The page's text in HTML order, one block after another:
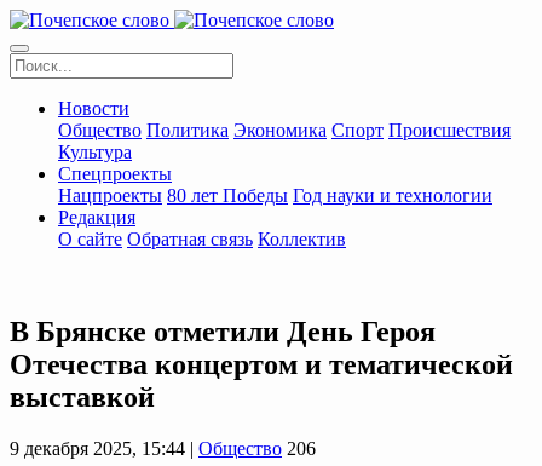
Новости
Общество Политика Экономика Спорт Происшествия
Культура
Спецпроекты
Нацпроекты 80 лет Победы Год науки и технологии
Редакция
О сайте Обратная связь Коллектив
В Брянске отметили День Героя
Отечества концертом и тематической
выставкой
9 декабря 2025, 15:44 | Общество 206